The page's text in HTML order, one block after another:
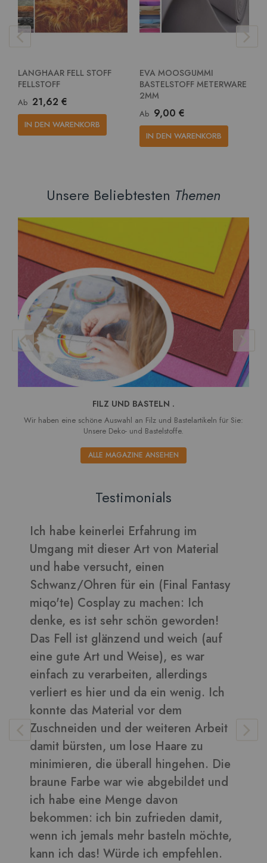
LANGHAAR FELL STOFF
FELLSTOFF
Ab 21,62 €
IN DEN WARENKORB
EVA MOOSGUMMI
BASTELSTOFF METERWARE
2MM
Ab 9,00 €
IN DEN WARENKORB
Unsere Beliebtesten Themen
FILZ UND BASTELN .
Wir haben eine schöne Auswahl an Filz und Bastelartikeln für Sie:
Unsere Deko- und Bastelstoffe.
ALLE MAGAZINE ANSEHEN
Testimonials
im
Material
Fantasy
Ich
geworden!
weich (auf
es war
wenig. Ich
Arbeit
zu
Die
und
damit,
möchte,
empfehlen.
Verarbeitet sich gut und die
daraus sehen toll aus ????
Bilder in dieser Rezension
Vera-Kunden